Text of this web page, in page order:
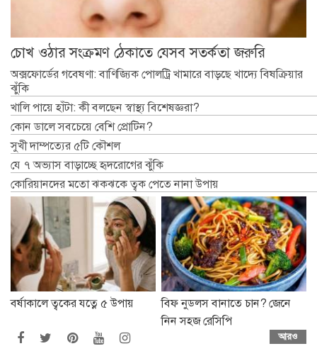
চোখ ওঠার সংক্রমণ ঠেকাতে যেসব সতর্কতা জরুরি
অক্সফোর্ডের গবেষণা: বাণিজ্যিক পোলট্রি খামারে বাড়ছে খাদ্যে বিষক্রিয়ার
ঝুঁকি
খালি পায়ে হাঁটা: কী বলছেন স্বাস্থ্য বিশেষজ্ঞরা?
কোন ডালে সবচেয়ে বেশি প্রোটিন?
সুখী দাম্পত্যের ৫টি কৌশল
যে ৭ অভ্যাস বাড়াচ্ছে হৃদরোগের ঝুঁকি
কোরিয়ানদের মতো ঝকঝকে ত্বক পেতে নানা উপায়
বর্ষাকালে ত্বকের যত্নে ৫ উপায়
বিফ নুডলস বানাতে চান? জেনে
নিন সহজ রেসিপি
আরও